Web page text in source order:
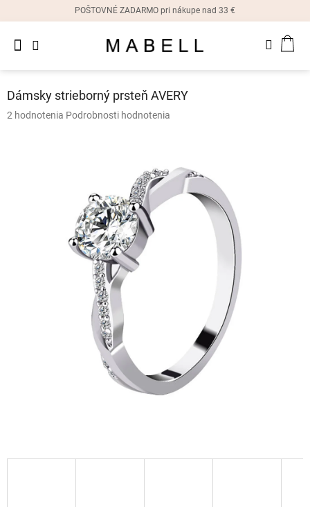
POŠTOVNÉ ZADARMO pri nákupe nad 33 €
Dámske
náušnice
Dámsky strieborný prsteň AVERY
Priemerné
2 hodnotenia Podrobnosti hodnotenia